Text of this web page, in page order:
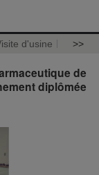
d'usine >>
de
diplômée